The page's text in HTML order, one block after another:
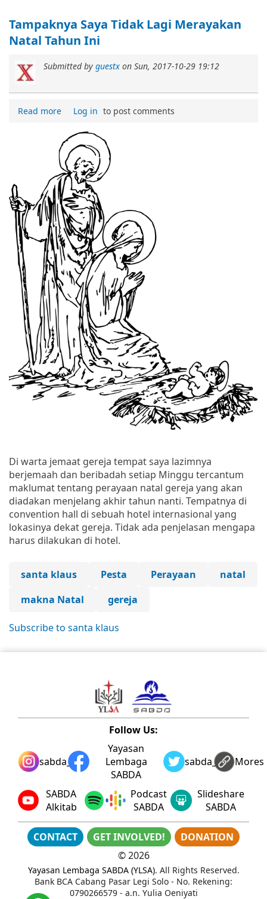
Tampaknya Saya Tidak Lagi Merayakan
Natal Tahun Ini
Submitted by guestx on Sun, 2017-10-29 19:12
Read more Log in to post comments
Di warta jemaat gereja tempat saya lazimnya
berjemaah dan beribadah setiap Minggu tercantum
maklumat tentang perayaan natal gereja yang akan
diadakan menjelang akhir tahun nanti. Tempatnya di
convention hall di sebuah hotel internasional yang
lokasinya dekat gereja. Tidak ada penjelasan mengapa
harus dilakukan di hotel.
santa klaus Pesta Perayaan
natal
makna Natal
gereja
Subscribe to santa klaus
Follow Us:
sabda_ylsa
Yayasan
Lembaga
SABDA
sabda_ylsaMores
SABDA
Alkitab
Podcast
SABDA
Slideshare
SABDA
CONTACT GET INVOLVED!
DONATION
©2026
Yayasan Lembaga SABDA (YLSA). All Rights Reserved.
Bank BCA Cabang Pasar Legi Solo - No. Rekening:
0790266579 - a.n. Yulia Oeniyati